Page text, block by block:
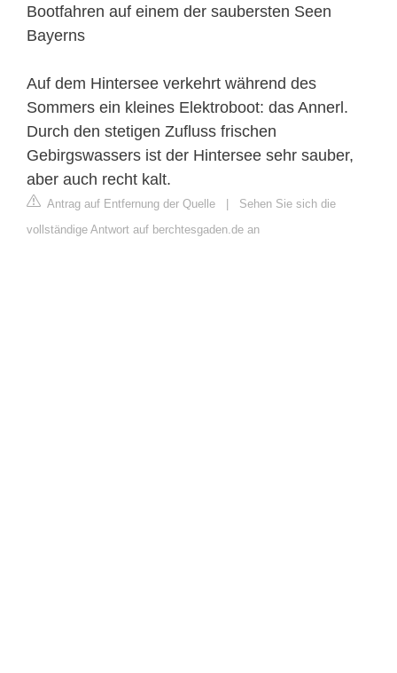
Bootfahren auf einem der saubersten Seen
Bayerns
Auf dem Hintersee verkehrt während des
Sommers ein kleines Elektroboot: das Annerl.
Durch den stetigen Zufluss frischen
Gebirgswassers ist der Hintersee sehr sauber,
aber auch recht kalt.
Antrag auf Entfernung der Quelle | Sehen Sie sich die
vollständige Antwort auf berchtesgaden.de an